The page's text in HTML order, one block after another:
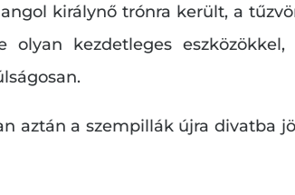
királynő trónra került, a
olyan kezdetleges
aztán a szempillák újra divatba